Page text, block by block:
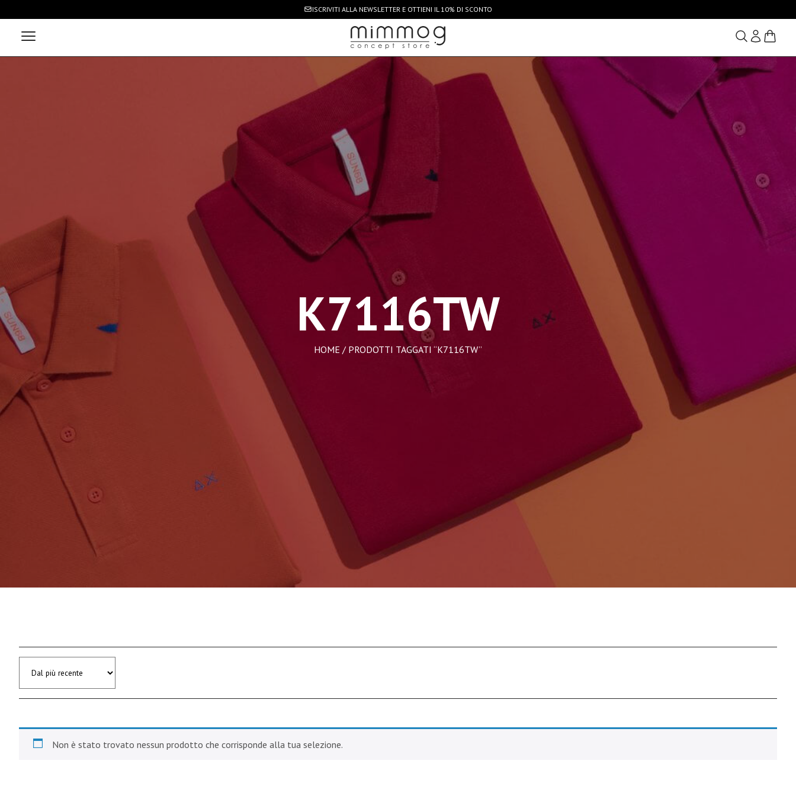
ISCRIVITI ALLA NEWSLETTER E OTTIENI IL 10% DI SCONTO
K7116TW
HOME / PRODOTTI TAGGATI “K7116TW”
Non è stato trovato nessun prodotto che corrisponde alla tua selezione.